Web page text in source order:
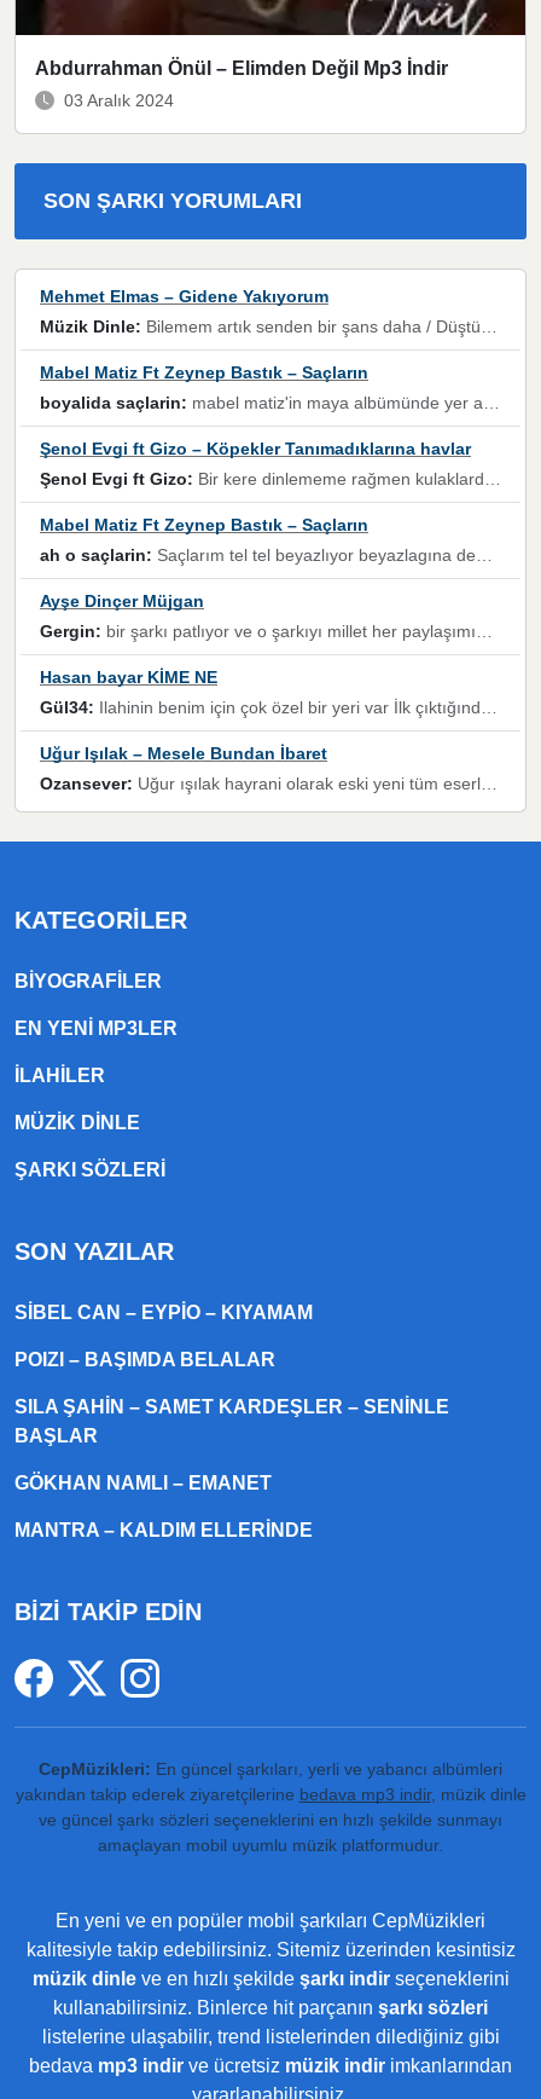
Abdurrahman Önül – Elimden Değil Mp3 İndir
03 Aralık 2024
SON ŞARKI YORUMLARI
Mehmet Elmas – Gidene Yakıyorum
Müzik Dinle: Bilemem artık senden bir şans daha / Düştüğün zaman ben olmayacağım yanında” dizeleri, artık geçmişin tekrarına izin verilmeyeceğini, kişisel sınırların çizildiğini gösteriyor.
Mabel Matiz Ft Zeynep Bastık – Saçların
boyalida saçlarin: mabel matiz'in maya albümünde yer alan güzellerden. parça da şarkı hani! müzikal altyapısına vurulduğum, sözlerinde kaybolduğum bir parça olmuş.
Şenol Evgi ft Gizo – Köpekler Tanımadıklarına havlar
Şenol Evgi ft Gizo: Bir kere dinlememe rağmen kulaklardan gitmiyor sen sen sen sen kurban ol sen sen sen sen hayran ol yükses ses müzik dinleme sebebisiniz canlar bomba gibi patladınız maşallah
Mabel Matiz Ft Zeynep Bastık – Saçların
ah o saçlarin: Saçlarım tel tel beyazlıyor beyazlagına degil yanımda sen yoksun ona üzülüyorum günler bir bir geçiyor geçen günlere değil sensiz geçen günlere darılıyorum,Dinledikce asla kavusamayacagim ama asla unutamicagim sevdiğim adam için yanar içim
Ayşe Dinçer Müjgan
Gergin: bir şarkı patlıyor ve o şarkıyı millet her paylaşımın altına koyuyor ve öyle bir durum hal alıyor ki şarkıyı dinlemeden şarkıdan bikıyorsun Ama bu enteresan bir şekilde dillere dolanıyor millet olarak seviyoruz dertlerle boğuşurken bir yandan da göbek atmayi))) diyeceklerim bu kadar güzel hoş bir sayfa emeğinize sağlık arkadaşlar kolay gelsin
Hasan bayar KİME NE
Gül34: Ilahinin benim için çok özel bir yeri var İlk çıktığında komşum ne kadar yüksek sesle dinliyorsa orada duymuştum ve YouTube'dan aratıp Bu ilahiyi bulmuştum ve sonra müdavimi oldum günlük Ben de 3-5 kere dinleyip ezberleyip artık ilahiye bende eşlik ediyorum yüksek sesle Allah razı olsun hizmet nimettir Rabbim sizin zahmetlerinize de hayırlı nimetler versin Selam ve dua ile Allah'a emanet olun
Uğur Işılak – Mesele Bundan İbaret
Ozansever: Uğur ışılak hayrani olarak eski yeni tüm eserlerini keyifle huzurla dinleyenlerden birisiyim, emeğine saygı duyan gönül veren bunu en güzel şekilde sevenlerine ulaştıran siz değerli sayfa yöneticilerine de teşekkür ederim
KATEGORILER
BIYOGRAFILER
EN YENI MP3LER
ILAHILER
MÜZIK DINLE
ŞARKI SÖZLERI
SON YAZILAR
SIBEL CAN – EYPIO – KIYAMAM
POIZI – BAŞIMDA BELALAR
SILA ŞAHIN – SAMET KARDEŞLER – SENINLE
BAŞLAR
GÖKHAN NAMLI – EMANET
MANTRA – KALDIM ELLERINDE
BİZİ TAKİP EDİN
CepMüzikleri: En güncel şarkıları, yerli ve yabancı albümleri
yakından takip ederek ziyaretçilerine bedava mp3 indir, müzik dinle
ve güncel şarkı sözleri seçeneklerini en hızlı şekilde sunmayı
amaçlayan mobil uyumlu müzik platformudur.
En yeni ve en popüler mobil şarkıları CepMüzikleri
kalitesiyle takip edebilirsiniz. Sitemiz üzerinden kesintisiz
müzik dinleve en hızlı şekilde şarkı indirseçeneklerini
kullanabilirsiniz. Binlerce hit parçanın şarkı sözleri
listelerine ulaşabilir, trend listelerinden dilediğiniz gibi
bedava mp3 indir ve ücretsiz müzik indir imkanlarından
yararlanabilirsiniz.